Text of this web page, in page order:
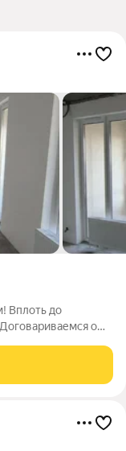
Вплоть до
о